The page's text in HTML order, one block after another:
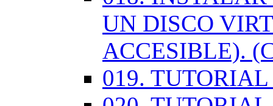
UN DISCO
ACCESIBLE).
019.